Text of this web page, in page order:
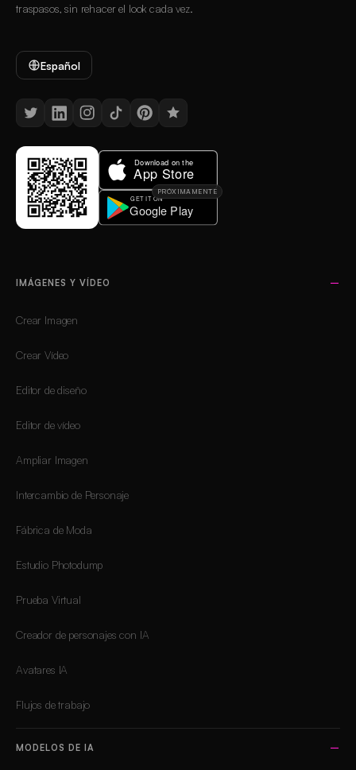
traspasos, sin rehacer el look cada vez.
Español
PRÓXIMAMENTE
IMÁGENES Y VÍDEO
Crear Imagen
Crear Vídeo
Editor de diseño
Editor de vídeo
Ampliar Imagen
Intercambio de Personaje
Fábrica de Moda
Estudio Photodump
Prueba Virtual
Creador de personajes con IA
Avatares IA
Flujos de trabajo
MODELOS DE IA